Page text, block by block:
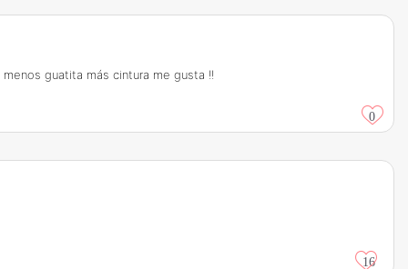
guatita más cintura me gusta !!
0
16